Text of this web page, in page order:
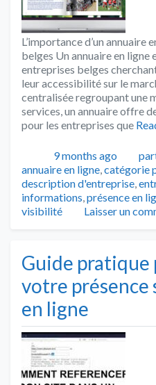
L’importance d’un annuaire
belges Un annuaire en ligne
entreprises belges
leur accessibilité sur le
centralisée regroupant une
services, un annuaire offre
pour les entreprises que
Publié9 months ago
annuaire en ligne,catégorie
description d'entreprise,
informations,présence en
visibilité
Laisser un
Guide
votre présence
en ligne